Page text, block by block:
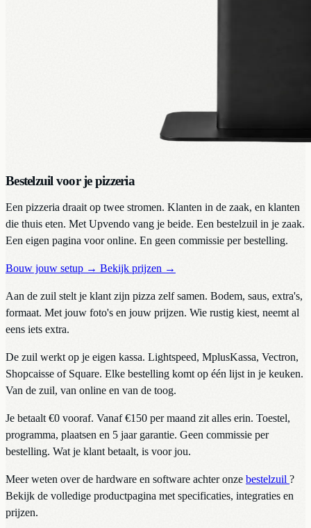
Bestelzuil voor je pizzeria
Een pizzeria draait op twee stromen. Klanten in de zaak, en klanten
die thuis eten. Met Upvendo vang je beide. Een bestelzuil in je zaak.
Een eigen pagina voor online. En geen commissie per bestelling.
Bouw jouw setup → Bekijk prijzen →
Aan de zuil stelt je klant zijn pizza zelf samen. Bodem, saus, extra's,
formaat. Met jouw foto's en jouw prijzen. Wie rustig kiest, neemt al
eens iets extra.
De zuil werkt op je eigen kassa. Lightspeed, MplusKassa, Vectron,
Shopcaisse of Square. Elke bestelling komt op één lijst in je keuken.
Van de zuil, van online en van de toog.
Je betaalt €0 vooraf. Vanaf €150 per maand zit alles erin. Toestel,
programma, plaatsen en 5 jaar garantie. Geen commissie per
bestelling. Wat je klant betaalt, is voor jou.
Meer weten over de hardware en software achter onze bestelzuil ?
Bekijk de volledige productpagina met specificaties, integraties en
prijzen.